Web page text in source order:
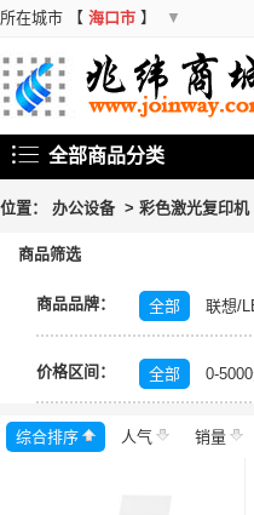
所在城市 【 海口市 】 ▼
全部商品分类
位置： 办公设备> 彩色激光复印机
商品筛选
商品品牌： 全部 联想/
富士施乐/Fuji
飞利浦/
理光/RICOH
齐心/Comix
价格区间： 全部 0-
综合排序 人气 销量